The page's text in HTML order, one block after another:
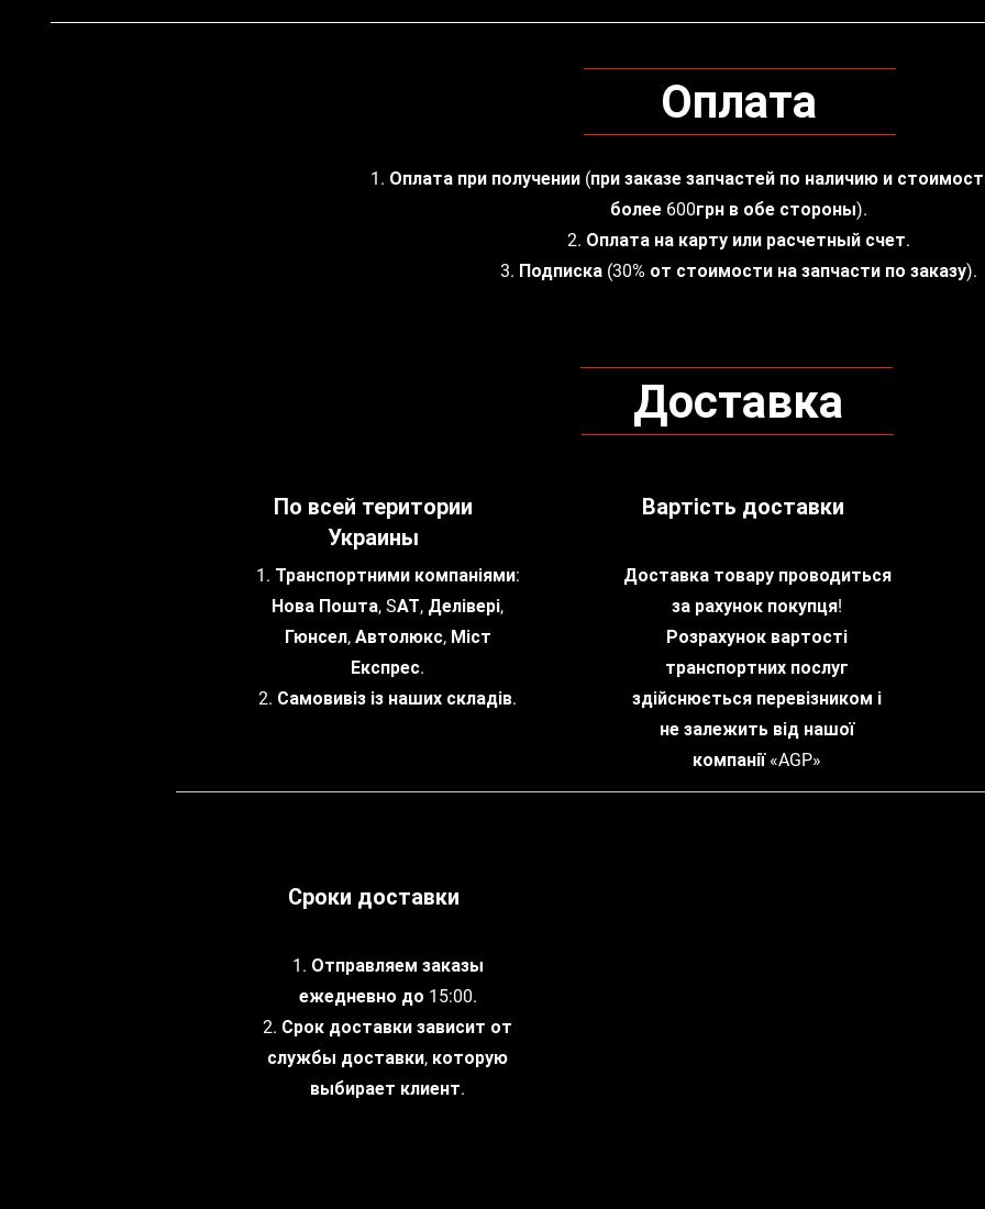
Оплата
1. Оплата при получении (при заказе запчастей по наличию и
более 600грн в обе стороны).
2. Оплата на карту или расчетный счет.
3. Подписка (30% от стоимости на запчасти по заказу).
Доставка
По всей територии
Украины
1. Транспортними компаніями:
Нова Пошта, SАТ, Делівері,
Гюнсел, Автолюкс, Міст
Експрес.
2. Самовивіз із наших складів.
Вартість доставки
Доставка товару проводиться
за рахунок покупця!
Розрахунок вартості
транспортних послуг
здійснюється перевізником і
не залежить від нашої
компанії «AGP»
Сроки доставки
1. Отправляем заказы
ежедневно до 15:00.
2. Срок доставки зависит от
службы доставки, которую
выбирает клиент.